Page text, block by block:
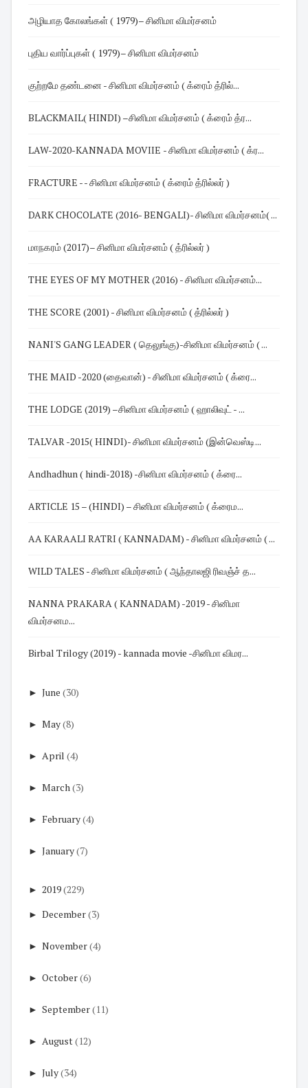
அழியாத கோலங்கள் ( 1979)– சினிமா விமர்சனம்
புதிய வார்ப்புகள் ( 1979)– சினிமா விமர்சனம்
குற்றமே தண்டனை - சினிமா விமர்சனம் ( க்ரைம் த்ரில்...
BLACKMAIL( HINDI) –சினிமா விமர்சனம் ( க்ரைம் த்ர...
LAW-2020-KANNADA MOVIIE - சினிமா விமர்சனம் ( க்ர...
FRACTURE - - சினிமா விமர்சனம் ( க்ரைம் த்ரில்லர் )
DARK CHOCOLATE (2016- BENGALI)- சினிமா விமர்சனம்( ...
மாநகரம் (2017)– சினிமா விமர்சனம் ( த்ரில்லர் )
THE EYES OF MY MOTHER (2016) - சினிமா விமர்சனம்...
THE SCORE (2001) - சினிமா விமர்சனம் ( த்ரில்லர் )
NANI'S GANG LEADER ( தெலுங்கு)-சினிமா விமர்சனம் ( ...
THE MAID -2020 (தைவான்) - சினிமா விமர்சனம் ( க்ரை...
THE LODGE (2019) –சினிமா விமர்சனம் ( ஹாலிவுட் - ...
TALVAR -2015( HINDI)- சினிமா விமர்சனம் (இன்வெஸ்டி...
Andhadhun ( hindi-2018) -சினிமா விமர்சனம் ( க்ரை...
ARTICLE 15 – (HINDI) – சினிமா விமர்சனம் ( க்ரைம...
AA KARAALI RATRI ( KANNADAM) - சினிமா விமர்சனம் ( ...
WILD TALES - சினிமா விமர்சனம் ( ஆந்தாலஜி ரிவஞ்ச் த...
NANNA PRAKARA ( KANNADAM) -2019 - சினிமா
விமர்சனம...
Birbal Trilogy (2019) - kannada movie -சினிமா விமர...
► June (30)
► May(8)
► April (4)
► March (3)
► February(4)
► January(7)
► 2019(229)
► December(3)
► November(4)
► October(6)
► September(11)
► August(12)
► July(34)